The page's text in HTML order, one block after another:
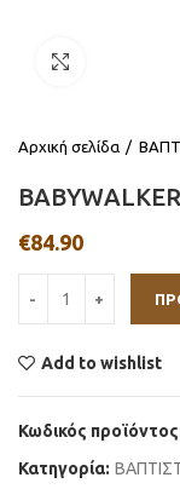
Αρχική σελίδα
€84.90
Add to wishlist
Κωδικός
Κατηγορία: